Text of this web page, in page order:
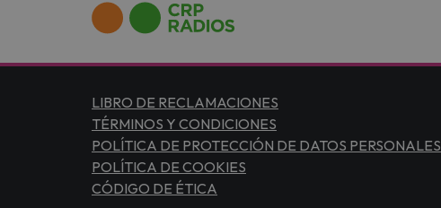
LIBRO DE RECLAMACIONES
TÉRMINOS Y CONDICIONES
POLÍTICA DE PROTECCIÓN DE DATOS PERSONALES
POLÍTICA DE COOKIES
CÓDIGO DE ÉTICA